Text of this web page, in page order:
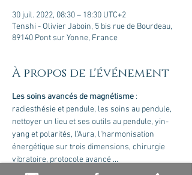
30 juil. 2022, 08:30 – 18:30 UTC+2
Tenshi - Olivier Jaboin, 5 bis rue de Bourdeau,
89140 Pont sur Yonne, France
À propos de l'événement
Les soins avancés de magnétisme :
radiesthésie et pendule, les soins au pendule,
nettoyer un lieu et ses outils au pendule, yin-
yang et polarités, l'Aura, l'harmonisation
énergétique sur trois dimensions, chirurgie
vibratoire, protocole avancé ...
Formateur : Olivier Jaboin. Nous contacter